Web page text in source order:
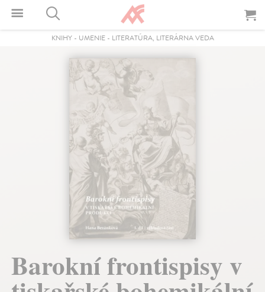
KNIHY- UMENIE- LITERATÚRA, LITERÁRNA VEDA
Barokní frontispisy v